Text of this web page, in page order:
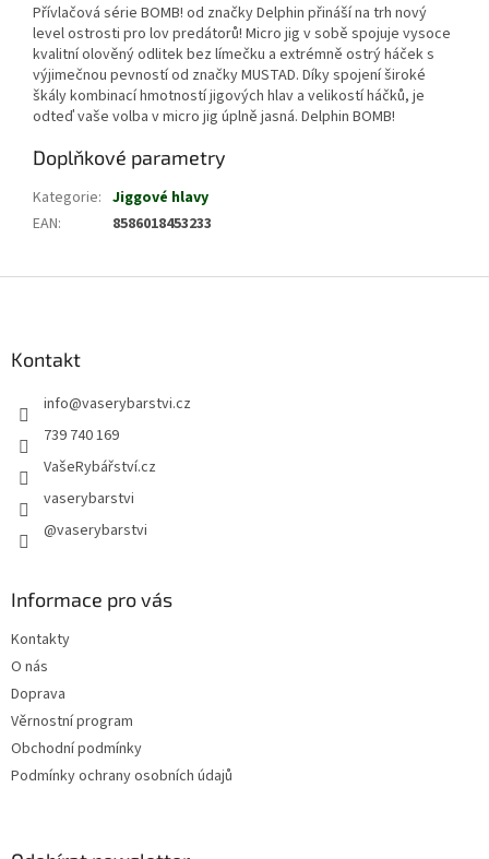
Přívlačová série BOMB! od značky Delphin přináší na trh nový
level ostrosti pro lov predátorů! Micro jig v sobě spojuje vysoce
kvalitní olověný odlitek bez límečku a extrémně ostrý háček s
výjimečnou pevností od značky MUSTAD. Díky spojení široké
škály kombinací hmotností jigových hlav a velikostí háčků, je
odteď vaše volba v micro jig úplně jasná. Delphin BOMB!
Doplňkové parametry
Kategorie: Jiggové hlavy
EAN: 8586018453233
Kontakt
info@vaserybarstvi.cz
739 740 169
VašeRybářství.cz
vaserybarstvi
@vaserybarstvi
Informace pro vás
Kontakty
O nás
Doprava
Věrnostní program
Obchodní podmínky
Podmínky ochrany osobních údajů